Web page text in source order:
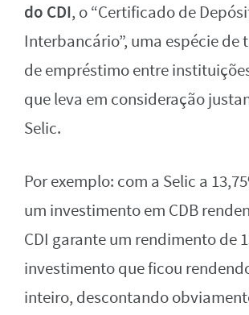
do CDI, o “Certificado de
Interbancário”, uma espécie de
de empréstimo entre
que leva em consideração
Selic.
Por exemplo: com a Selic a
um investimento em CDB
CDI garante um rendimento de
investimento que ficou
inteiro, descontando